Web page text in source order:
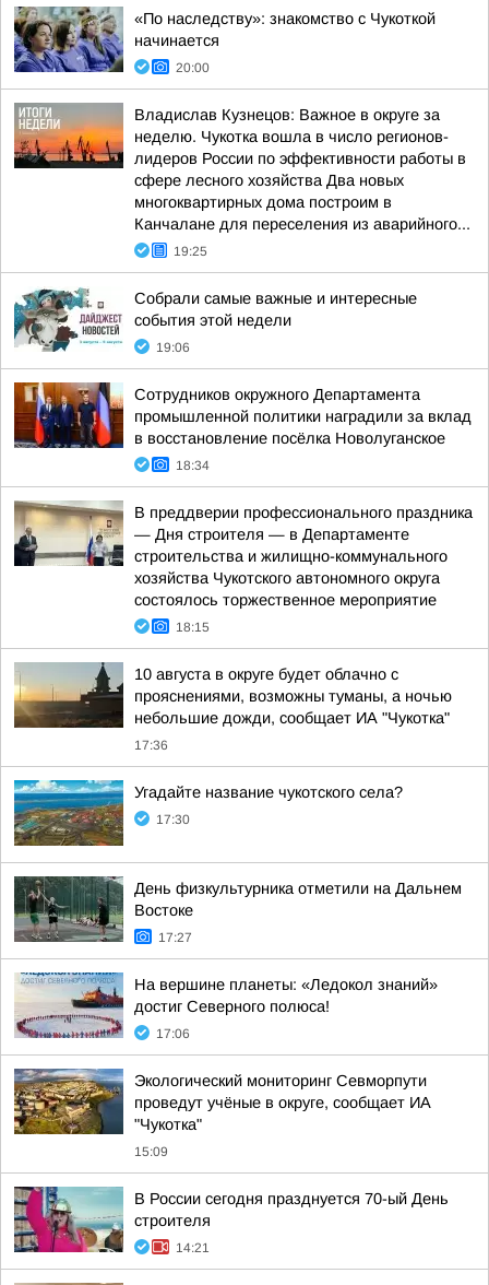
«По наследству»: знакомство с Чукоткой
начинается
20:00
Владислав Кузнецов: Важное в округе за
неделю. Чукотка вошла в число регионов-
лидеров России по эффективности работы в
сфере лесного хозяйства Два новых
многоквартирных дома построим в
Канчалане для переселения из аварийного...
19:25
Собрали самые важные и интересные
события этой недели
19:06
Сотрудников окружного Департамента
промышленной политики наградили за вклад
в восстановление посёлка Новолуганское
18:34
В преддверии профессионального праздника
— Дня строителя — в Департаменте
строительства и жилищно-коммунального
хозяйства Чукотского автономного округа
состоялось торжественное мероприятие
18:15
10 августа в округе будет облачно с
прояснениями, возможны туманы, а ночью
небольшие дожди, сообщает ИА "Чукотка"
17:36
Угадайте название чукотского села?
17:30
День физкультурника отметили на Дальнем
Востоке
17:27
На вершине планеты: «Ледокол знаний»
достиг Северного полюса!
17:06
Экологический мониторинг Севморпути
проведут учёные в округе, сообщает ИА
"Чукотка"
15:09
В России сегодня празднуется 70-ый День
строителя
14:21